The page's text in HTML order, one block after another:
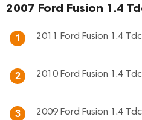
2007 Ford Fusion 1.4
1 2011 Ford Fusion 1.4
2 2010 Ford Fusion 1.4
3 2009 Ford Fusion 1.4